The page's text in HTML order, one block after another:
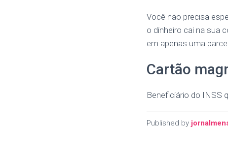
Você não precisa
o dinheiro cai na sua
em apenas uma
Cartão
Beneficiário do INSS
Published by